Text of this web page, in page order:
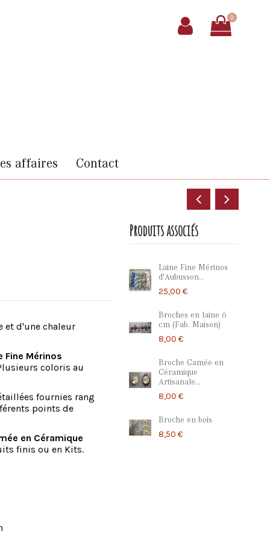
0
affaires Contact
et d'une chaleur
Fine Mérinos
coloris au
fournies rang
points de
en Céramique
finis ou en Kits.
Produits associés
Laine Fine Mérinos
d'Aubusson...
25,00 €
Broches en laine 6
cm (Fab. Maison)
8,00 €
Broche Camée en
Céramique
Artisanale...
8,00 €
Broche en bois
8,50 €